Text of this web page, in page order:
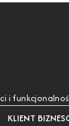
i
KLIENT